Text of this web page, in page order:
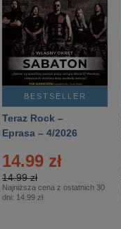
BESTSELLER
Teraz Rock –
Eprasa – 4/2026
14.99 zł
14.99 zł
Najniższa cena z ostatnich 30
dni: 14.99 zł